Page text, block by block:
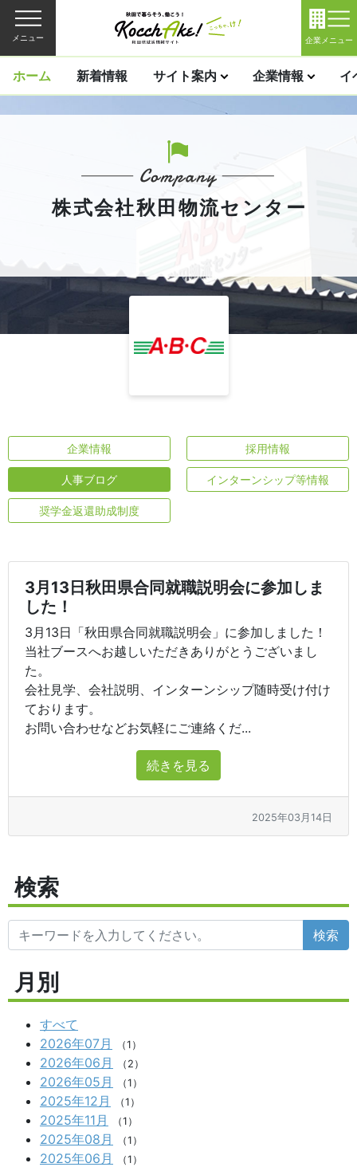
メニュー 企業メニュー
ホーム 新着情報 サイト案内 企業情報 イ
株式会社秋田物流センター
企業情報 採用情報
人事ブログ インターンシップ等情報
奨学金返還助成制度
3月13日秋田県合同就職説明会に参加しま
した！
3月13日「秋田県合同就職説明会」に参加しました！
当社ブースへお越しいただきありがとうございまし
た。
会社見学、会社説明、インターンシップ随時受け付け
ております。
お問い合わせなどお気軽にご連絡くだ...
続きを見る
2025年03月14日
検索
検索
月別
すべて
2026年07月
（1）
2026年06月 （2）
2026年05月 （1）
2025年12月 （1）
2025年11月 （1）
2025年08月 （1）
2025年06月 （1）